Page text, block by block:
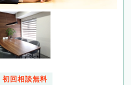
初回相談無料